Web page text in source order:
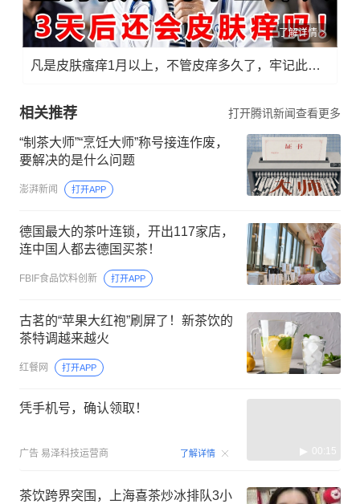
了解详情
凡是皮肤瘙痒1月以上，不管皮痒多久了，牢记此法，快！准！狠！
相关推荐 打开腾讯新闻查看更多
“制茶大师”“烹饪大师”称号接连作废，
要解决的是什么问题
澎湃新闻 打开APP
德国最大的茶叶连锁，开出117家店，
连中国人都去德国买茶！
FBIF食品饮料创新 打开APP
古茗的“苹果大红袍”刷屏了！新茶饮的
茶特调越来越火
红餐网 打开APP
凭手机号，确认领取！
广告 易泽科技运营商 了解详情 00:15
茶饮跨界突围，上海喜茶炒冰排队3小